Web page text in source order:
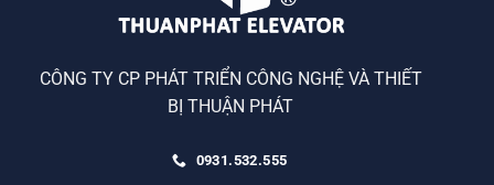
CÔNG TY CP PHÁT TRIỂN CÔNG NGHỆ VÀ THIẾT
BỊ THUẬN PHÁT
0931.532.555